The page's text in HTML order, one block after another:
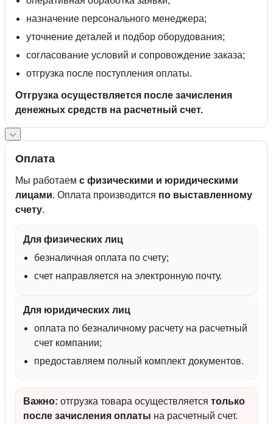
назначение персонального менеджера;
уточнение деталей и подбор оборудования;
согласование условий и сопровождение заказа;
отгрузка после поступления оплаты.
Отгрузка осуществляется после зачисления
денежных средств на расчетный счет.
Оплата
Мы работаем с физическими и юридическими
лицами. Оплата производится по выставленному
счету.
Для физических лиц
безналичная оплата по счету;
счет направляется на электронную почту.
Для юридических лиц
оплата по безналичному расчету на расчетный
счет компании;
предоставляем полный комплект документов.
Важно: отгрузка товара осуществляется только
после зачисления оплаты на расчетный счет.